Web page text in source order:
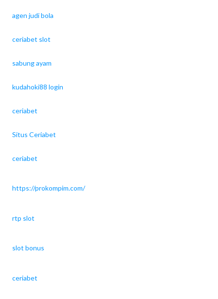
agen judi bola
ceriabet slot
sabung ayam
kudahoki88 login
ceriabet
Situs Ceriabet
ceriabet
https://prokompim.com/
rtp slot
slot bonus
ceriabet